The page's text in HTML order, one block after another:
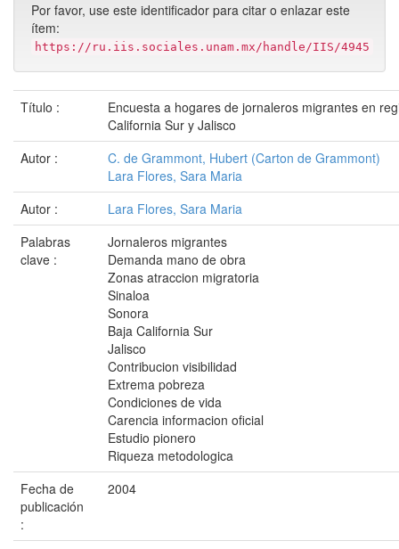
Por favor, use este identificador para citar o enlazar este
ítem:
https://ru.iis.sociales.unam.mx/handle/IIS/4945
Título :
Encuesta a hogares de jornaleros migrantes en
California Sur y Jalisco
Autor :
C. de Grammont, Hubert (Carton de Grammont)
Lara Flores, Sara Maria
Autor :
Lara Flores, Sara Maria
Palabras
clave :
Jornaleros migrantes
Demanda mano de obra
Zonas atraccion migratoria
Sinaloa
Sonora
Baja California Sur
Jalisco
Contribucion visibilidad
Extrema pobreza
Condiciones de vida
Carencia informacion oficial
Estudio pionero
Riqueza metodologica
Fecha de
publicación
:
2004